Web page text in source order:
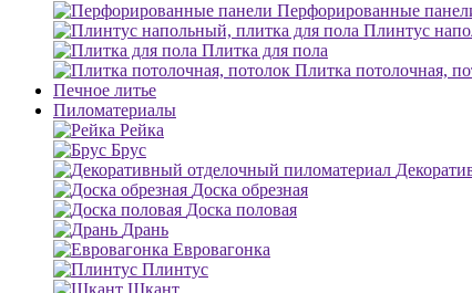
Перфорированные
Плинтус
Плитка для пола
Плитка потолочная,
Печное литье
Пиломатериалы
Рейка
Брус
Доска обрезная
Доска половая
Дрань
Евровагонка
Плинтус
Шкант